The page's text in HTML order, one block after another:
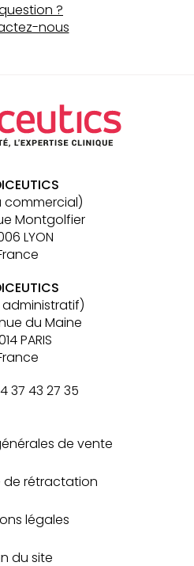
?
nous
commercial)
Montgolfier
LYON
administratif)
du Maine
PARIS
37 43 27 35
de vente
de rétractation
légales
du site